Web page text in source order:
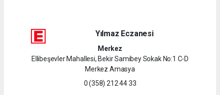
Yılmaz Eczanesi
Merkez
Ellibeşevler Mahallesi, Bekir Samibey Sokak No:1 C-D
Merkez Amasya
0 (358) 212 44 33